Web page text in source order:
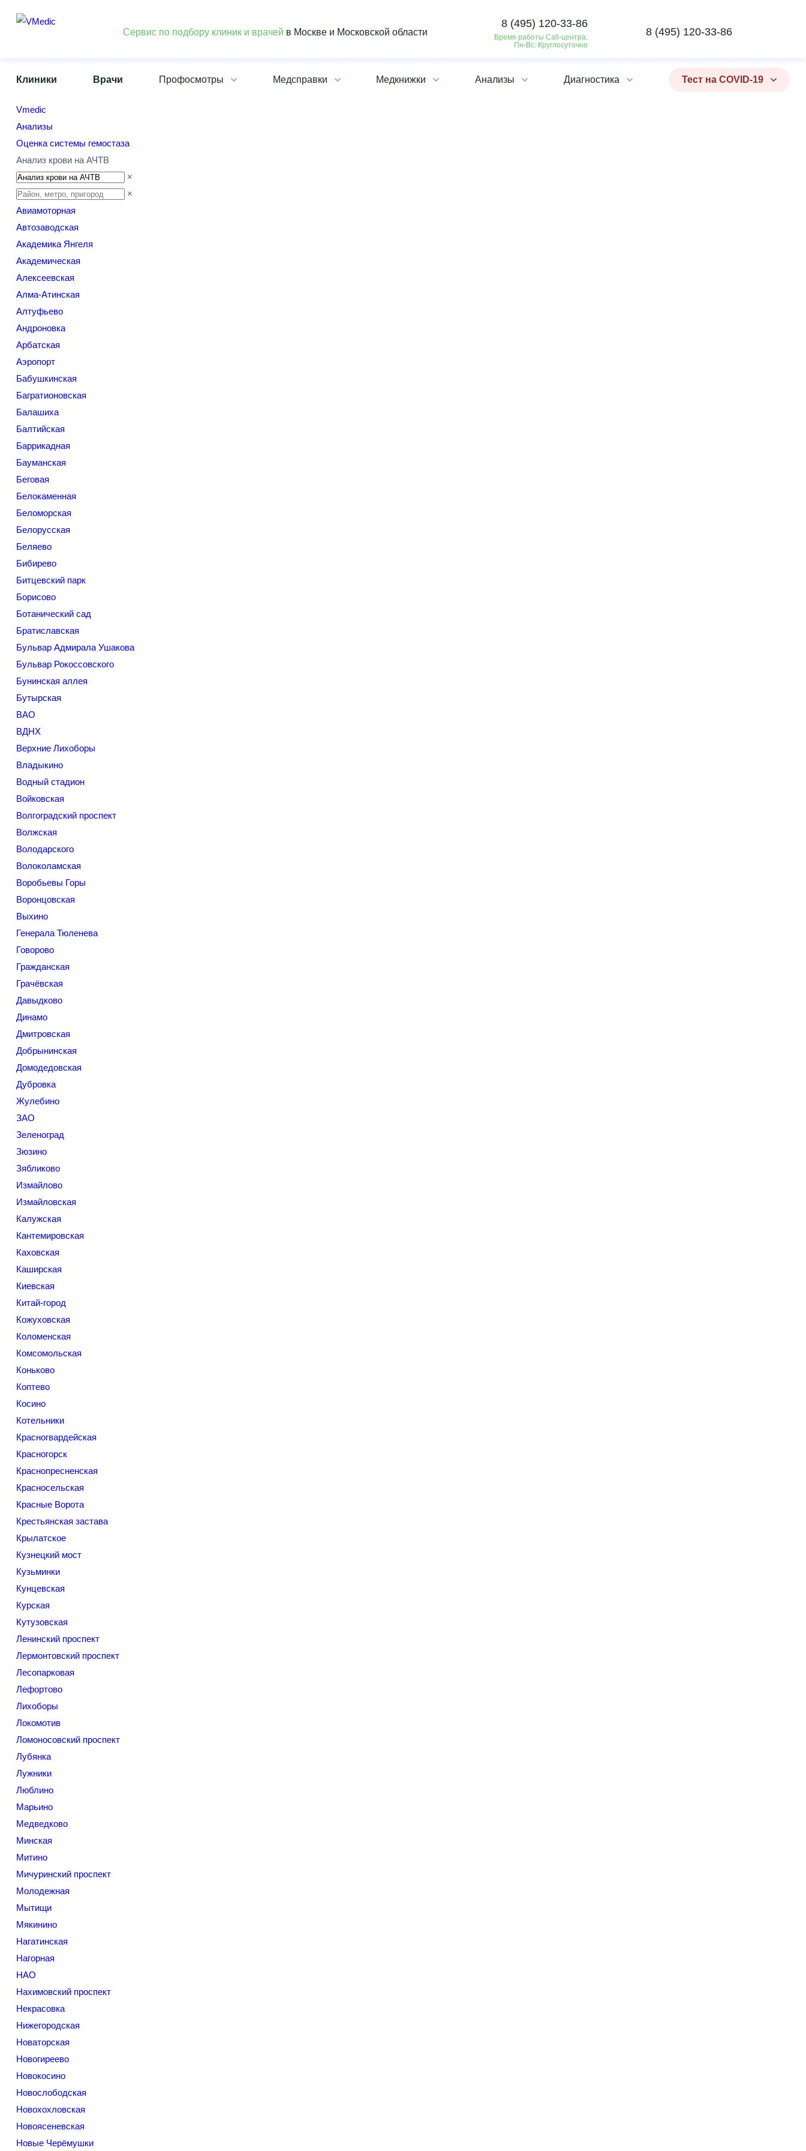
Сервис по подбору клиник и врачей в Москве и Московской области
8 (495) 120-33-86
Время работы Call-центра:
Пн-Вс: Круглосуточно
8 (495) 120-33-86
Клиники Врачи Профосмотры Медсправки Медкнижки Анализы Диагностика Тест на COVID-19
Vmedic
Анализы
Оценка системы гемостаза
Анализ крови на АЧТВ
×
×
Авиамоторная
Автозаводская
Академика Янгеля
Академическая
Алексеевская
Алма-Атинская
Алтуфьево
Андроновка
Арбатская
Аэропорт
Бабушкинская
Багратионовская
Балашиха
Балтийская
Баррикадная
Бауманская
Беговая
Белокаменная
Беломорская
Белорусская
Беляево
Бибирево
Битцевский парк
Борисово
Ботанический сад
Братиславская
Бульвар Адмирала Ушакова
Бульвар Рокоссовского
Бунинская аллея
Бутырская
ВАО
ВДНХ
Верхние Лихоборы
Владыкино
Водный стадион
Войковская
Волгоградский проспект
Волжская
Володарского
Волоколамская
Воробьевы Горы
Воронцовская
Выхино
Генерала Тюленева
Говорово
Гражданская
Грачёвская
Давыдково
Динамо
Дмитровская
Добрынинская
Домодедовская
Дубровка
Жулебино
ЗАО
Зеленоград
Зюзино
Зябликово
Измайлово
Измайловская
Калужская
Кантемировская
Каховская
Каширская
Киевская
Китай-город
Кожуховская
Коломенская
Комсомольская
Коньково
Коптево
Косино
Котельники
Красногвардейская
Красногорск
Краснопресненская
Красносельская
Красные Ворота
Крестьянская застава
Крылатское
Кузнецкий мост
Кузьминки
Кунцевская
Курская
Кутузовская
Ленинский проспект
Лермонтовский проспект
Лесопарковая
Лефортово
Лихоборы
Локомотив
Ломоносовский проспект
Лубянка
Лужники
Люблино
Марьино
Медведково
Минская
Митино
Мичуринский проспект
Молодежная
Мытищи
Мякинино
Нагатинская
Нагорная
НАО
Нахимовский проспект
Некрасовка
Нижегородская
Новаторская
Новогиреево
Новокосино
Новослободская
Новохохловская
Новоясеневская
Новые Черёмушки